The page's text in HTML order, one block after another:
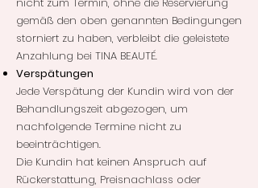
gemäß den oben genannten Bedingungen
storniert zu haben, verbleibt die geleistete
Anzahlung bei TINA BEAUTÉ.
Verspätungen
Jede Verspätung der Kundin wird von der
Behandlungszeit abgezogen, um
nachfolgende Termine nicht zu
beeinträchtigen.
Die Kundin hat keinen Anspruch auf
Rückerstattung, Preisnachlass oder